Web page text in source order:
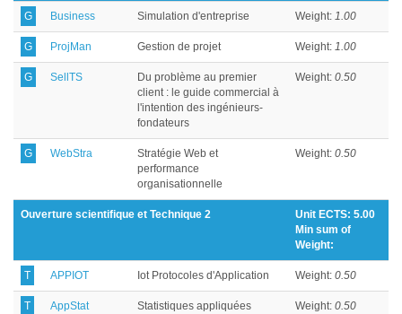
G Business Simulation d'entreprise Weight: 1.00
G ProjMan Gestion de projet Weight: 1.00
G SellTS
Du problème au premier
client : le guide commercial à
l'intention des ingénieurs-
fondateurs
Weight: 0.50
G WebStra
Stratégie Web et
performance
organisationnelle
Weight: 0.50
Ouverture scientifique et Technique 2
Unit ECTS: 5.00
Min sum of
Weight:
T APPIOT Iot Protocoles d'Application Weight: 0.50
T AppStat Statistiques appliquées Weight: 0.50